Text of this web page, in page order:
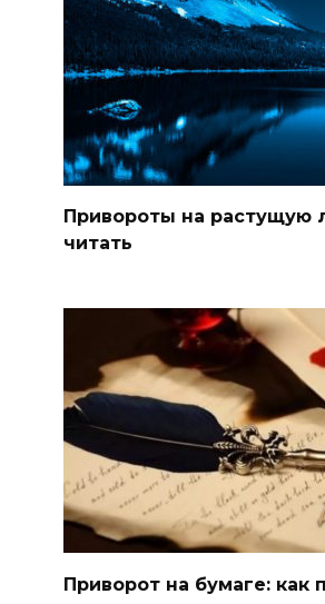
Привороты на растущую
читать
Приворот на бумаге: как